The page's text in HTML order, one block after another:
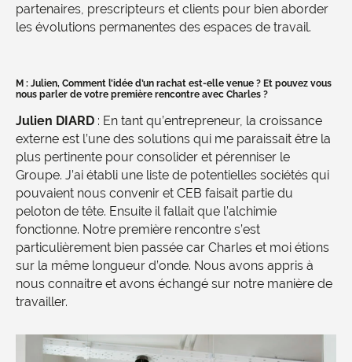
partenaires, prescripteurs et clients pour bien aborder
les évolutions permanentes des espaces de travail.
M : Julien, Comment l’idée d’un rachat est-elle venue ? Et pouvez vous
nous parler de votre première rencontre avec Charles ?
Julien DIARD : En tant qu’entrepreneur, la croissance
externe est l’une des solutions qui me paraissait être la
plus pertinente pour consolider et pérenniser le
Groupe. J’ai établi une liste de potentielles sociétés qui
pouvaient nous convenir et CEB faisait partie du
peloton de tête. Ensuite il fallait que l’alchimie
fonctionne. Notre première rencontre s’est
particulièrement bien passée car Charles et moi étions
sur la même longueur d’onde. Nous avons appris à
nous connaitre et avons échangé sur notre manière de
travailler.